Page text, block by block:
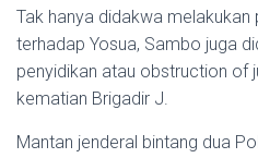
Tak hanya didakwa melakukan
terhadap Yosua, Sambo juga
penyidikan atau obstruction of
kematian Brigadir J.
Mantan jenderal bintang dua